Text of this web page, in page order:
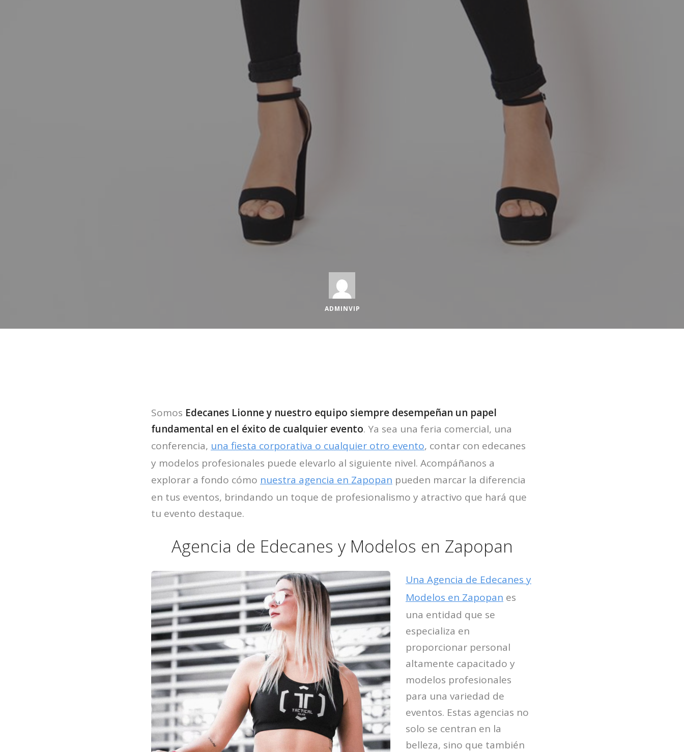
ADMINVIP
Somos Edecanes Lionne y nuestro equipo siempre desempeñan un papel
fundamental en el éxito de cualquier evento. Ya sea una feria comercial, una
conferencia, una fiesta corporativa o cualquier otro evento, contar con edecanes
y modelos profesionales puede elevarlo al siguiente nivel. Acompáñanos a
explorar a fondo cómo nuestra agencia en Zapopan pueden marcar la diferencia
en tus eventos, brindando un toque de profesionalismo y atractivo que hará que
tu evento destaque.
Agencia de Edecanes y Modelos en Zapopan
Una Agencia de Edecanes y
Modelos en Zapopan es
una entidad que se
especializa en
proporcionar personal
altamente capacitado y
modelos profesionales
para una variedad de
eventos. Estas agencias no
solo se centran en la
belleza, sino que también